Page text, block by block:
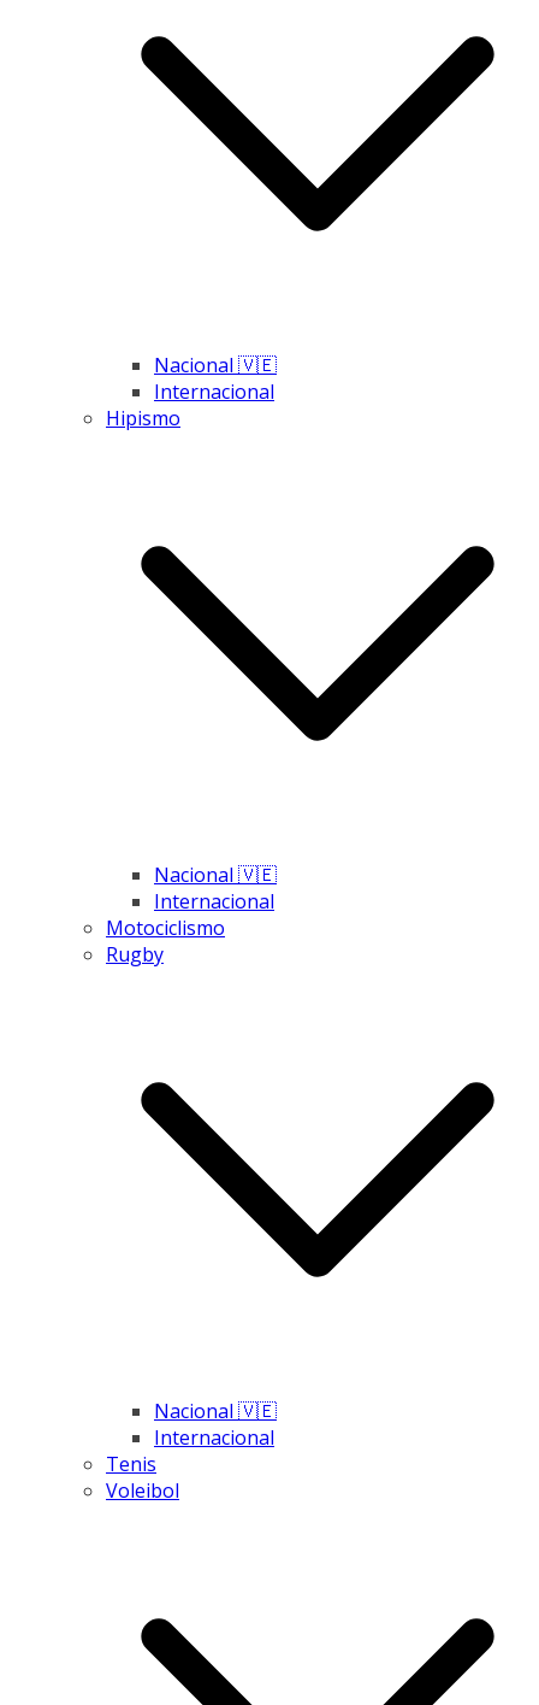
Nacional 🇻🇪
Internacional
Hipismo
Nacional 🇻🇪
Internacional
Motociclismo
Rugby
Nacional 🇻🇪
Internacional
Tenis
Voleibol